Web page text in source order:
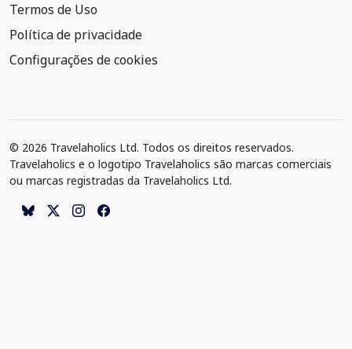
Termos de Uso
Política de privacidade
Configurações de cookies
© 2026 Travelaholics Ltd. Todos os direitos reservados.
Travelaholics e o logotipo Travelaholics são marcas comerciais
ou marcas registradas da Travelaholics Ltd.